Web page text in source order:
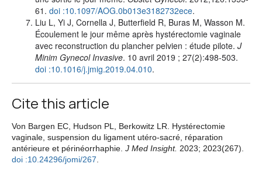
61. doi :10.1097/AOG.0b013e3182732ece.
Liu L, Yi J, Cornella J, Butterfield R, Buras M, Wasson M.
Écoulement le jour même après hystérectomie vaginale
avec reconstruction du plancher pelvien : étude pilote. J
Minim Gynecol Invasive. 10 avril 2019 ; 27(2):498-503.
doi :10.1016/j.jmig.2019.04.010.
Cite this article
Von Bargen EC, Hudson PL, Berkowitz LR. Hystérectomie
vaginale, suspension du ligament utéro-sacré, réparation
antérieure et périnéorrhaphie. J Med Insight. 2023; 2023(267).
doi :10.24296/jomi/267